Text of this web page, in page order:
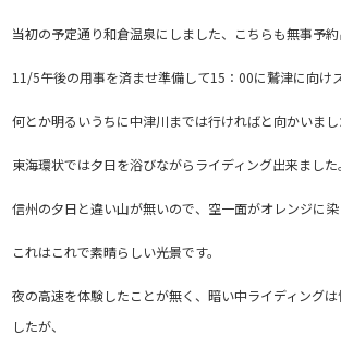
当初の予定通り和倉温泉にしました、こちらも無事予約
11/5午後の用事を済ませ準備して15：00に鷲津に向け
何とか明るいうちに中津川までは行ければと向かいまし
東海環状では夕日を浴びながらライディング出来ました。
信州の夕日と違い山が無いので、空一面がオレンジに染
これはこれで素晴らしい光景です。
夜の高速を体験したことが無く、暗い中ライディング
したが、